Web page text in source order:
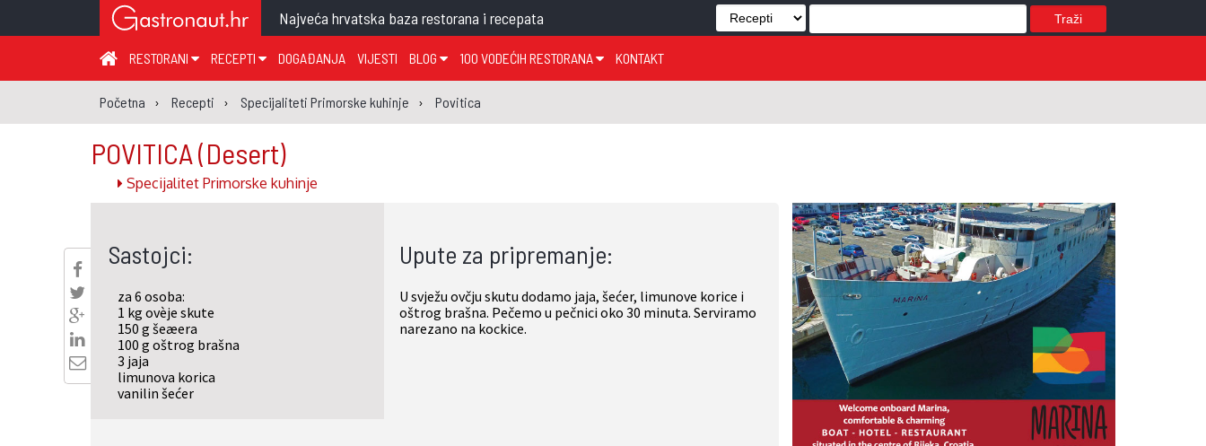
Najveća hrvatska baza restorana i recepata Traži
RESTORANI
ZAGREB I ZAGREBAČKA ŽUPANIJA
KRAPINSKO-ZAGORSKA ŽUPANIJA
MEĐIMURSKA ŽUPANIJA
SISAČKO-MOSLAVAČKA ŽUPANIJA
KARLOVAČKA ŽUPANIJA
KOPRIVNIČKO-KRIŽEVAČKA ŽUPANIJA
VIROVITIČKO-PODRAVSKA ŽUPANIJA
POŽEŠKO-SLAVONSKA ŽUPANIJA
OSJEČKO-BARANJSKA ŽUPANIJA
ŠIBENSKO-KNINSKA ŽUPANIJA
VUKOVARSKO-SRIJEMSKA ŽUPANIJA
SPLITSKO-DALMATINSKA ŽUPANIJA
ISTARSKA ŽUPANIJA
RECEPTI
JUHA
PREDJELO
GLAVNO JELO
MEĐUJELO
PRILOG
SALATA
DOGAĐANJA VIJESTI BLOG
TEMA TJEDNA
KLUB
GASTRO REGIJE
100 VODEĆIH RESTORANA KONTAKT
Početna Recepti Specijaliteti Primorske kuhinje Povitica
POVITICA(Desert)
Specijalitet Primorske kuhinje
Sastojci:
za 6 osoba:
1 kg ovèje skute
150 g šeæera
100 g oštrog brašna
3 jaja
limunova korica
vanilin šećer
Upute za pripremanje:
U svježu ovčju skutu dodamo jaja, šećer, limunove korice i
oštrog brašna. Pečemo u pečnici oko 30 minuta. Serviramo
narezano na kockice.